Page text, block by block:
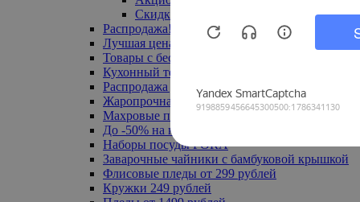
Скидка 20% по промокоду
Распродажа! Ульяновск до -70%
Лучшая цена
Товары с бесплатной доставкой
Кухонный текстиль
Распродажа до -50%
Жаропрочная посуда
Махровые полотенца
До -50% на ковры
Наборы посуды FORA
Заварочные чайники с бамбуковой крышкой
Флисовые пледы от 299 рублей
Кружки 249 рублей